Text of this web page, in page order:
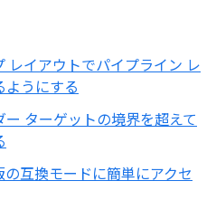
レイアウトでパイプライン レ
ようにする
ー ターゲットの境界を超えて
互換モードに簡単にアクセ